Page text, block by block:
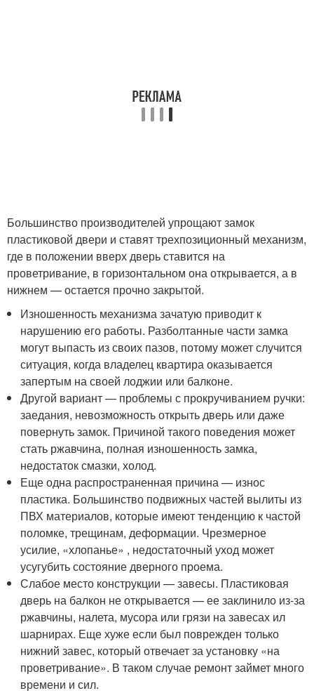
Большинство производителей упрощают замок
пластиковой двери и ставят трехпозиционный механизм,
где в положении вверх дверь ставится на
проветривание, в горизонтальном она открывается, а в
нижнем — остается прочно закрытой.
Изношенность механизма зачатую приводит к
нарушению его работы. Разболтанные части замка
могут выпасть из своих пазов, потому может случится
ситуация, когда владелец квартира оказывается
запертым на своей лоджии или балконе.
Другой вариант — проблемы с прокручиванием ручки:
заедания, невозможность открыть дверь или даже
повернуть замок. Причиной такого поведения может
стать ржавчина, полная изношенность замка,
недостаток смазки, холод.
Еще одна распространенная причина — износ
пластика. Большинство подвижных частей вылиты из
ПВХ материалов, которые имеют тенденцию к частой
поломке, трещинам, деформации. Чрезмерное
усилие, «хлопанье» , недостаточный уход может
усугубить состояние дверного проема.
Слабое место конструкции — завесы. Пластиковая
дверь на балкон не открывается — ее заклинило из-за
ржавчины, налета, мусора или грязи на завесах ил
шарнирах. Еще хуже если был поврежден только
нижний завес, который отвечает за установку «на
проветривание». В таком случае ремонт займет много
времени и сил.